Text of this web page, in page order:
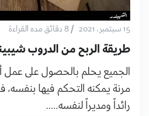
15 سبتمبر، 2021 /8 دقائق مده القراءة
طريقة الربح من الدروب
الجميع يحلم بالحصول على عمل
مرنة يمكنه التحكم فيها
رائداً ومديراً لنفسه.....